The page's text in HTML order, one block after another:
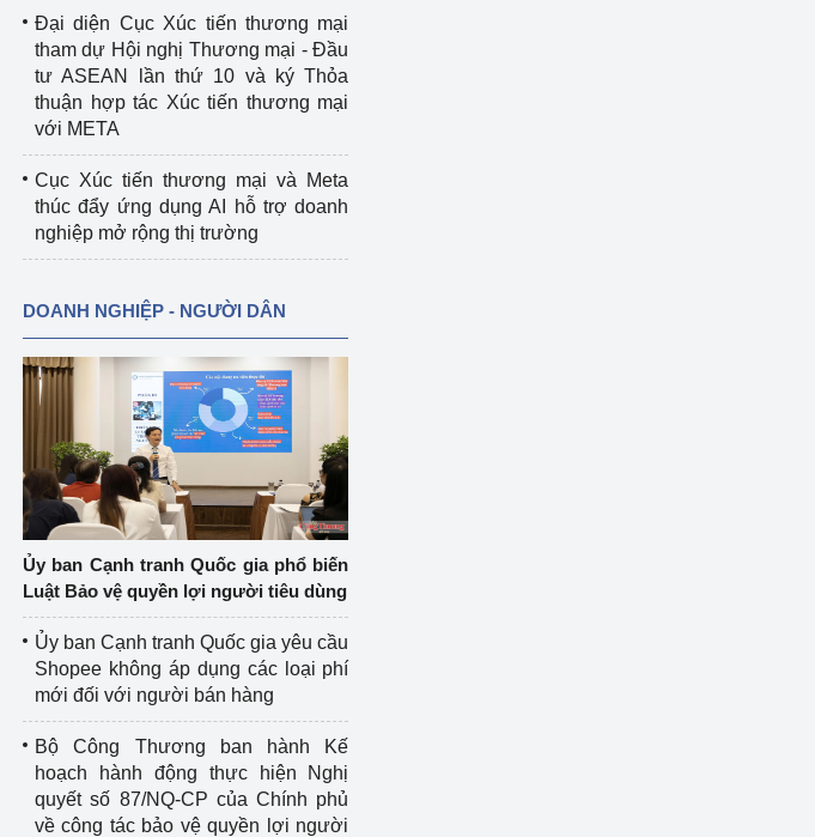
Đại diện Cục Xúc tiến thương mại
tham dự Hội nghị Thương mại - Đầu
tư ASEAN lần thứ 10 và ký Thỏa
thuận hợp tác Xúc tiến thương mại
với META
Cục Xúc tiến thương mại và Meta
thúc đẩy ứng dụng AI hỗ trợ doanh
nghiệp mở rộng thị trường
DOANH NGHIỆP - NGƯỜI DÂN
Ủy ban Cạnh tranh Quốc gia phổ biến
Luật Bảo vệ quyền lợi người tiêu dùng
Ủy ban Cạnh tranh Quốc gia yêu cầu
Shopee không áp dụng các loại phí
mới đối với người bán hàng
Bộ Công Thương ban hành Kế
hoạch hành động thực hiện Nghị
quyết số 87/NQ-CP của Chính phủ
về công tác bảo vệ quyền lợi người